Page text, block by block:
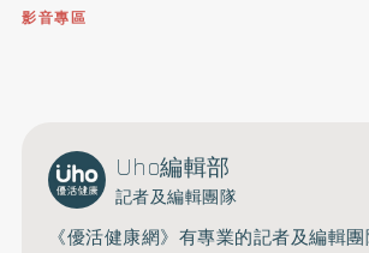
影音專區
Uho編輯部
記者及編輯團隊
《優活健康網》有專業的記者及編輯